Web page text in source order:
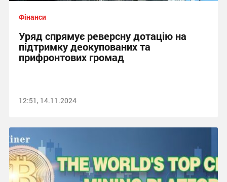
Фінанси
Уряд спрямує реверсну дотацію на
підтримку деокупованих та
прифронтових громад
12:51, 14.11.2024